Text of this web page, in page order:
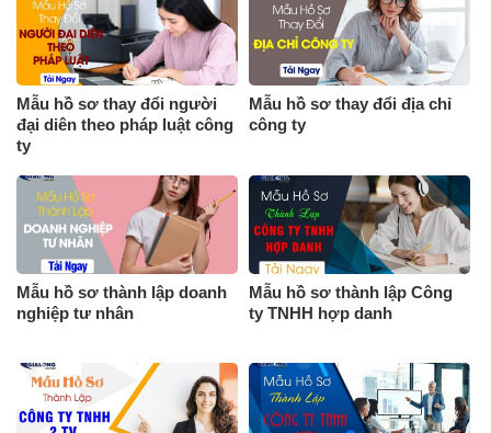
Mẫu hồ sơ thay đổi người
đại diên theo pháp luật công
ty
Mẫu hồ sơ thay đổi địa chỉ
công ty
Mẫu hồ sơ thành lập doanh
nghiệp tư nhân
Mẫu hồ sơ thành lập Công
ty TNHH hợp danh